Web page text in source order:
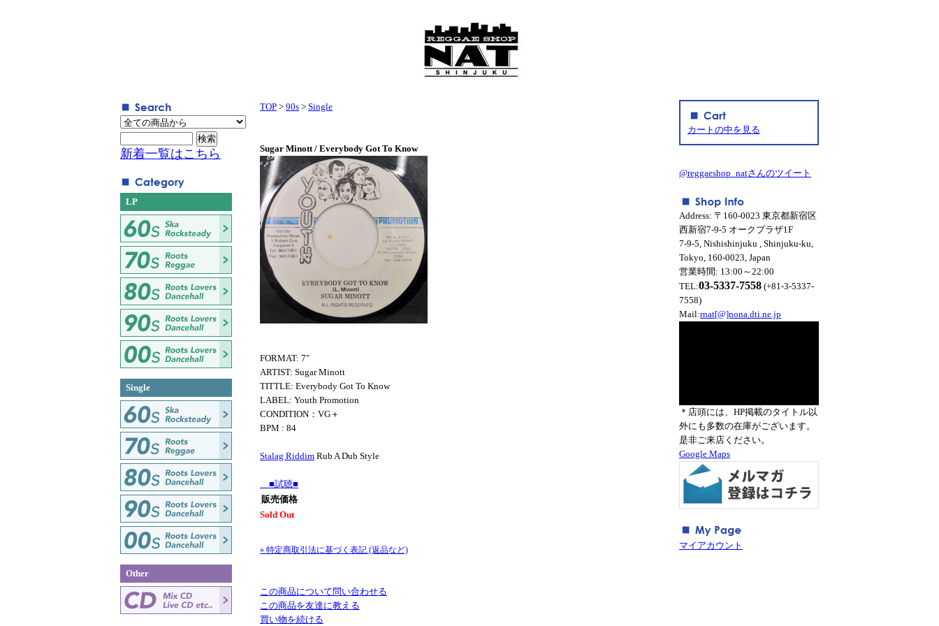
TOP > 90s > Single
Sugar Minott / Everybody Got To Know
FORMAT: 7"
ARTIST: Sugar Minott
TITTLE: Everybody Got To Know
LABEL: Youth Promotion
CONDITION：VG＋
BPM : 84
Stalag Riddim Rub A Dub Style
■試聴■
販売価格
Sold Out
» 特定商取引法に基づく表記 (返品など)
この商品について問い合わせる
この商品を友達に教える
買い物を続ける
新着一覧はこちら
LP
Single
Other
カートの中を見る
@reggaeshop_natさんのツイート
Address: 〒160-0023 東京都新宿区
西新宿7-9-5 オークプラザ1F
7-9-5, Nishishinjuku , Shinjuku-ku,
Tokyo, 160-0023, Japan
営業時間: 13:00～22:00
TEL:03-5337-7558 (+81-3-5337-
7558)
Mail:rnat[@]nona.dti.ne.jp
＊店頭には、HP掲載のタイトル以
外にも多数の在庫がございます。
是非ご来店ください。
Google Maps
マイアカウント